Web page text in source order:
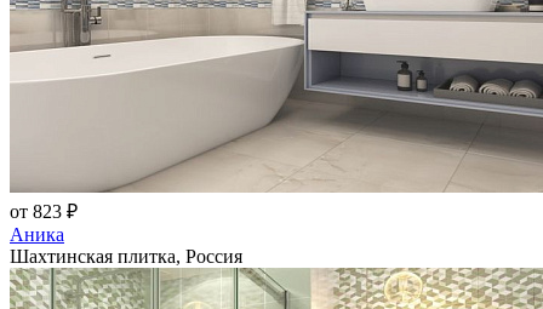
от 823 ₽
Аника
Шахтинская плитка, Россия